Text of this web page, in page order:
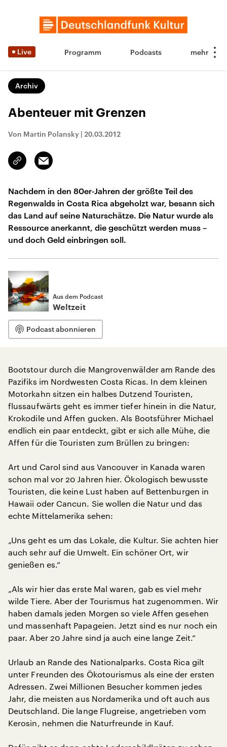
Live Programm Podcasts
Archiv
Abenteuer mit Grenzen
Von Martin Polansky | 20.03.2012
Link
kopieren/teilen
Email
Nachdem in den 80er-Jahren der größte Teil des
Regenwalds in Costa Rica abgeholzt war, besann sich
das Land auf seine Naturschätze. Die Natur wurde als
Ressource anerkannt, die geschützt werden muss –
und doch Geld einbringen soll.
Aus dem Podcast
Weltzeit
Podcast abonnieren
Bootstour durch die Mangrovenwälder am Rande des
Pazifiks im Nordwesten Costa Ricas. In dem kleinen
Motorkahn sitzen ein halbes Dutzend Touristen,
flussaufwärts geht es immer tiefer hinein in die Natur,
Krokodile und Affen gucken. Als Bootsführer Michael
endlich ein paar entdeckt, gibt er sich alle Mühe, die
Affen für die Touristen zum Brüllen zu bringen:
Art und Carol sind aus Vancouver in Kanada waren
schon mal vor 20 Jahren hier. Ökologisch bewusste
Touristen, die keine Lust haben auf Bettenburgen in
Hawaii oder Cancun. Sie wollen die Natur und das
echte Mittelamerika sehen:
„Uns geht es um das Lokale, die Kultur. Sie achten hier
auch sehr auf die Umwelt. Ein schöner Ort, wir
genießen es.“
„Als wir hier das erste Mal waren, gab es viel mehr
wilde Tiere. Aber der Tourismus hat zugenommen. Wir
haben damals jeden Morgen so viele Affen gesehen
und massenhaft Papageien. Jetzt sind es nur noch ein
paar. Aber 20 Jahre sind ja auch eine lange Zeit.“
Urlaub an Rande des Nationalparks. Costa Rica gilt
unter Freunden des Ökotourismus als eine der ersten
Adressen. Zwei Millionen Besucher kommen jedes
Jahr, die meisten aus Nordamerika und oft auch aus
Deutschland. Die lange Flugreise, angetrieben vom
Kerosin, nehmen die Naturfreunde in Kauf.